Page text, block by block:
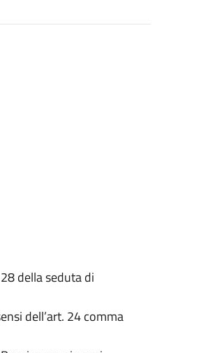
della seduta di
dell’art. 24 comma